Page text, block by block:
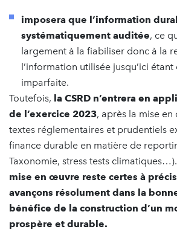
imposera que l’information
systématiquement auditée, ce
largement à la fiabiliser donc à la
l’information utilisée jusqu’ici
imparfaite.
Toutefois, la CSRD n’entrera en
de l’exercice 2023, après la mise
textes réglementaires et prudentiels
finance durable en matière de
Taxonomie, stress tests climatiques…).
mise en œuvre reste certes à
avançons résolument dans la
bénéfice de la construction d’un
prospère et durable.